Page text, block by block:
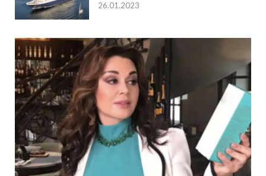
26.01.2023